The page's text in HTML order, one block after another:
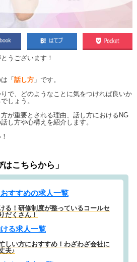
うございます！
「 話し方 」です。
で、どのようなことに気をつければ良いか
しょう。
が重要とされる理由、話し方におけるNG
し方や心構えを紹介します。
こちらから」
すすめの求人一覧
る！研修制度が整っているコールセ
だくさん！
る求人一覧
しい方におすすめ！わざわざ会社に
夫♪